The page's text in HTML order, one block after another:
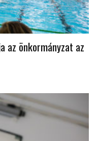
az önkormányzat az